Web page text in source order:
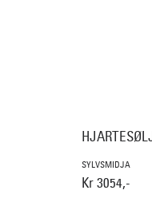
SYLVSMIDJA
Kr 3054,-